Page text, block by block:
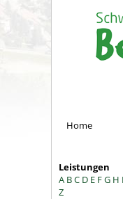
Home
Leistungen
A BC D E FG H I
Z